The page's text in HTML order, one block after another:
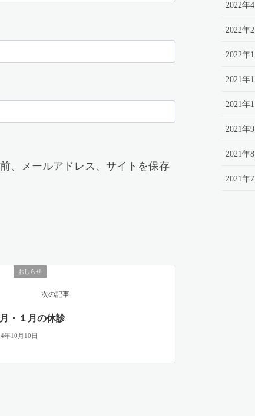
、メールアドレス、サイトを保存
おしらせ
次の記事
・１月の休診
年10月10日
2022年4
2022年2
2022年1
2021年
2021年
2021年9
2021年8
2021年7